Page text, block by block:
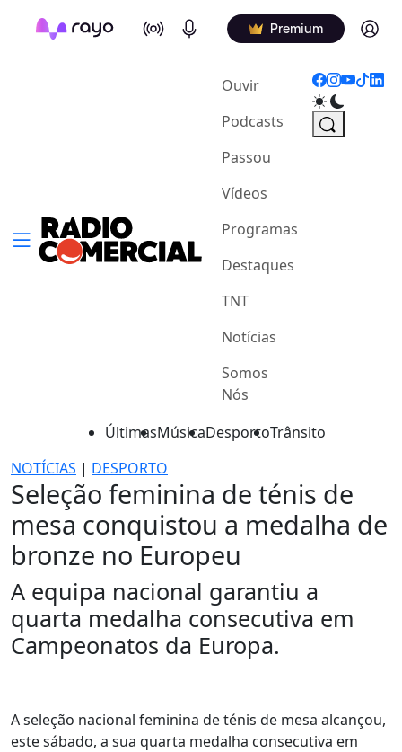
On Air Podcasts Premium Log in
Ouvir(current)
Podcasts
Passou
Vídeos
Programas
Destaques
TNT
Notícias
Somos
Nós
ÚltimasMúsicaDesportoTrânsito
NOTÍCIAS | DESPORTO
Seleção feminina de ténis de
mesa conquistou a medalha de
bronze no Europeu
A equipa nacional garantiu a
quarta medalha consecutiva em
Campeonatos da Europa.
A seleção nacional feminina de ténis de mesa alcançou,
este sábado, a sua quarta medalha consecutiva em